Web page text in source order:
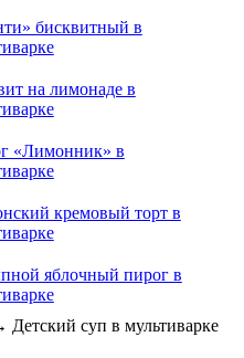
бисквитный в
на лимонаде в
«Лимонник» в
кремовый торт в
яблочный пирог в
Детский суп в мультиварке